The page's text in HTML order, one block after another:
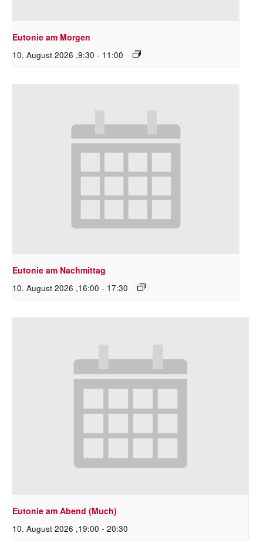
Eutonie am Morgen
10. August 2026 ,9:30 - 11:00
Eutonie am Nachmittag
10. August 2026 ,16:00 - 17:30
Eutonie am Abend (Much)
10. August 2026 ,19:00 - 20:30